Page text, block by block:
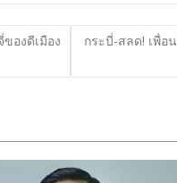
องดีเมือง
กระบี่-สลด! เพื่อ